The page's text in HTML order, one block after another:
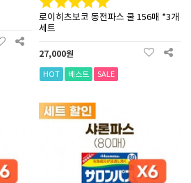
로이히츠보코 동전파스 쿨 156매 *3개
세트
27,000원
HOT 베스트 SALE